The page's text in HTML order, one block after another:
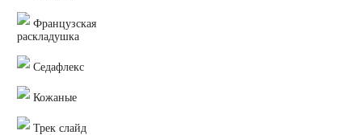
Французская
раскладушка
Седафлекс
Кожаные
Трек слайд